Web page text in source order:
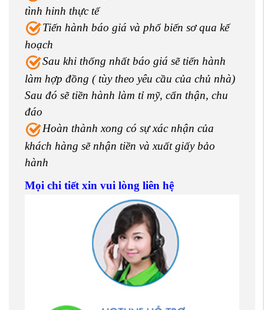
tình hinh thực tế
Tiến hành báo giá và phổ biến sơ qua kế
hoạch
Sau khi thống nhất báo giá sẽ tiến hành
làm hợp đồng ( tùy theo yêu cầu của chủ nhà)
Sau đó sẽ tiền hành làm tỉ mỹ, cẩn thận, chu
đáo
Hoàn thành xong có sự xác nhận của
khách hàng sẽ nhận tiền và xuất giấy bảo
hành
Mọi chi tiết xin vui lòng liên hệ